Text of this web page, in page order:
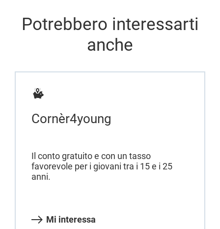
Potrebbero interessarti
anche
Cornèr4young
Il conto gratuito e con un tasso
favorevole per i giovani tra i 15 e i 25
anni.
Mi interessa